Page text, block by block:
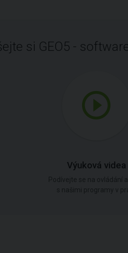
si GEO5 -
Výuková videa